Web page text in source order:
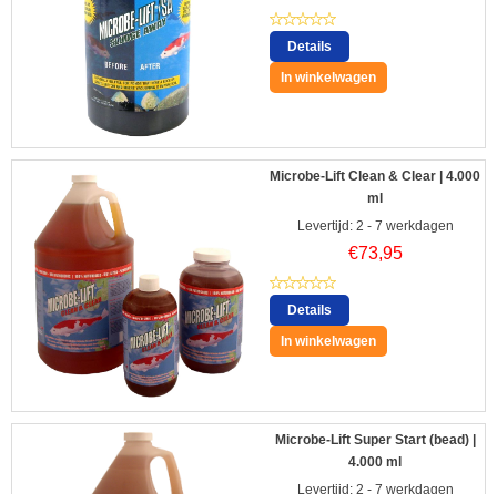
Details
In winkelwagen
Microbe-Lift Clean & Clear | 4.000
ml
Levertijd: 2 - 7 werkdagen
€73,95
Details
In winkelwagen
Microbe-Lift Super Start (bead) |
4.000 ml
Levertijd: 2 - 7 werkdagen